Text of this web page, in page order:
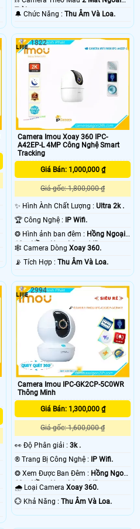
Trời.
️🔔 Chức Năng :Thu Âm Và Loa.
Camera Imou Xoay 360 IPC-
A42EP-L 4MP Công Nghệ Smart
Tracking
Giá Bán: 1,000,000 ₫
Giá gốc: 1,800,000 ₫
✨ Hình Ành Chất Lượng :Ultra 2k .
🏆 Công Nghệ : IP Wifi.
❂ Hình ảnh ban đêm : Hồng Ngoại
10m Hồng Ngoại Smart IR.
🕸️ Camera DòngXoay 360.
️📡 Tích Hợp :Thu Âm Và Loa.
1822
Camera Imou IPC-GK2CP-5C0WR
Thông Minh
Giá Bán: 1,300,000 ₫
Giá gốc: 1,600,000 ₫
️👀 Độ Phân giải :3k .
®️ Trang Bị Công Nghệ : IP Wifi.
❂ Xem Được Ban Đêm : Hồng Ngoại
10m Hồng Ngoại Smart IR.
🌧️ Loại CameraXoay 360.
️💮 Khả Năng :Thu Âm Và Loa.
2994